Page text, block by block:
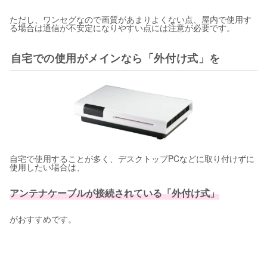
ただし、ワンセグなので画質があまりよくない点、屋内で使用す
る場合は通信が不安定になりやすい点には注意が必要です。
自宅での使用がメインなら「外付け式」を
自宅で使用することが多く、デスクトップPCなどに取り付けずに
使用したい場合は、
アンテナケーブルが接続されている「外付け式」
がおすすめです。